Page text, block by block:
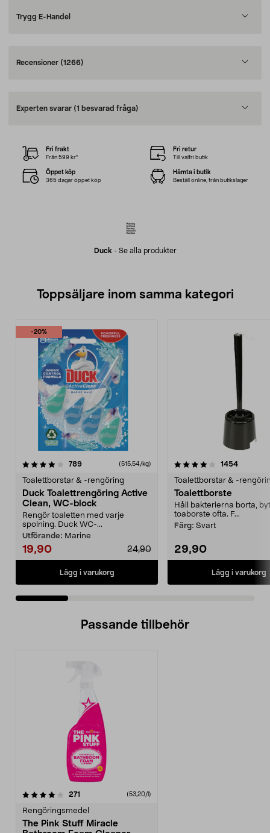
Trygg E-Handel
Recensioner (1266)
Experten svarar (1 besvarad fråga)
Duck- Se alla produkter
Fri frakt
Från 599 kr*
Fri retur
Till valfri butik
Öppet köp
365 dagar öppet köp
Hämta i butik
Beställ online, från butikslager
Toppsäljare inom samma kategori
-20%
789recensioner(515,54/kg)
Toalettborstar & -rengöring
Duck Toalettrengöring Active
Clean, WC-block
Rengör toaletten med varje
spolning. Duck WC-...
Utförande: Marine
19,90 24,90
Lägg i varukorg
4.0 av 5 stjärnor 1454
Toalettborstar & -
Toalettborste
Håll bakterierna borta, byt
toaborste ofta. F...
Färg: Svart
29,90
Lägg i varukorg
4.0 av 5 stjärnor
Passande tillbehör
271 (53,20/l)
Rengöringsmedel
The Pink Stuff Miracle